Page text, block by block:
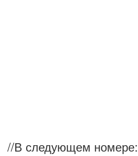
//В следующем номере: